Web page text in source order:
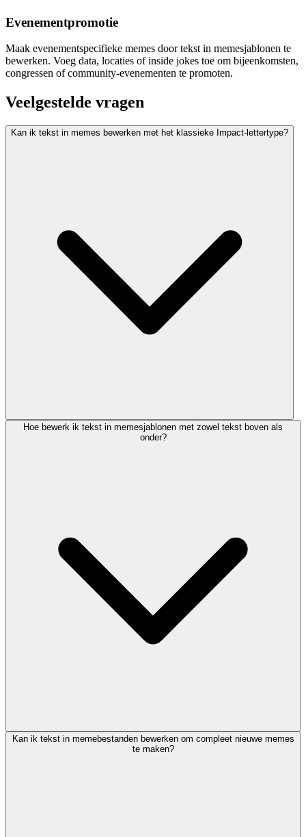
Evenementpromotie
Maak evenementspecifieke memes door tekst in memesjablonen te
bewerken. Voeg data, locaties of inside jokes toe om bijeenkomsten,
congressen of community-evenementen te promoten.
Veelgestelde vragen
Kan ik tekst in memes bewerken met het klassieke Impact-lettertype?
Hoe bewerk ik tekst in memesjablonen met zowel tekst boven als
onder?
Kan ik tekst in memebestanden bewerken om compleet nieuwe memes
te maken?